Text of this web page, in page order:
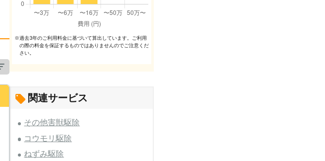
※過去3年のご利⽤料⾦に基づいて算出しています。ご利⽤
の際の料⾦を保証するものではありませんのでご注意くだ
さい。
関連サービス
その他害獣駆除
コウモリ駆除
ねずみ駆除